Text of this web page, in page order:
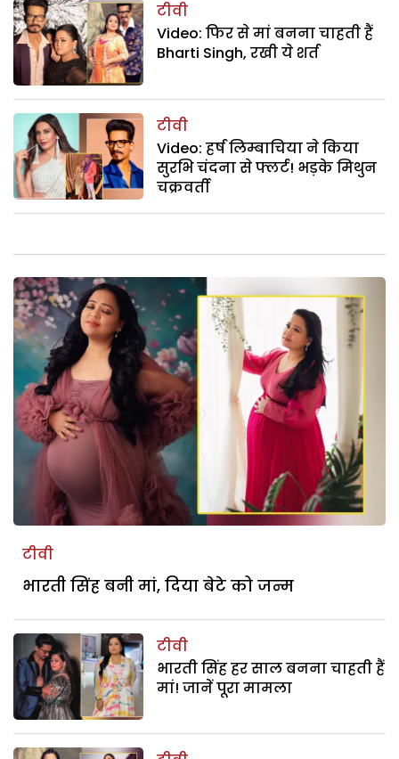
टीवी
Video: फिर से मां बनना चाहती हैं
Bharti Singh, रखी ये शर्त
टीवी
Video: हर्ष लिम्बाचिया ने किया
सुरभि चंदना से फ्लर्ट! भड़के मिथुन
चक्रवर्ती
टीवी
भारती सिंह बनी मां, दिया बेटे को जन्म
टीवी
भारती सिंह हर साल बनना चाहती हैं
मां! जानें पूरा मामला